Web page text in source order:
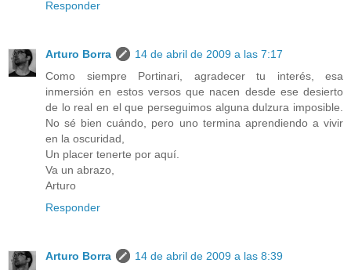
Responder
Arturo Borra
14 de abril de 2009 a las 7:17
Como siempre Portinari, agradecer tu interés, esa
inmersión en estos versos que nacen desde ese desierto
de lo real en el que perseguimos alguna dulzura imposible.
No sé bien cuándo, pero uno termina aprendiendo a vivir
en la oscuridad,
Un placer tenerte por aquí.
Va un abrazo,
Arturo
Responder
Arturo Borra
14 de abril de 2009 a las 8:39